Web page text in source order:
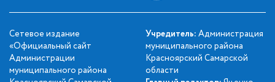
Сетевое издание
«Официальный сайт
Администрации
муниципального района
Учредитель: Администрация
муниципального района
Красноярский Самарской
области